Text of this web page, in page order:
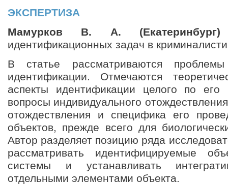
ЭКСПЕРТИЗА
Мамурков В. А. (Екатеринбург)
идентификационных задач в
В статье рассматриваются проблемы
идентификации. Отмечаются
аспекты идентификации целого по
вопросы индивидуального
отождествления и специфика его
объектов, прежде всего для
Автор разделяет позицию ряда
рассматривать идентифицируемые
системы и устанавливать
отдельными элементами объекта.